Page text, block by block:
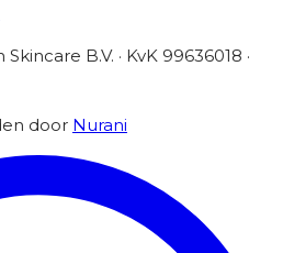
B.V. · KvK 99636018 ·
door Nurani